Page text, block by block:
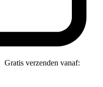
Gratis verzenden vanaf: